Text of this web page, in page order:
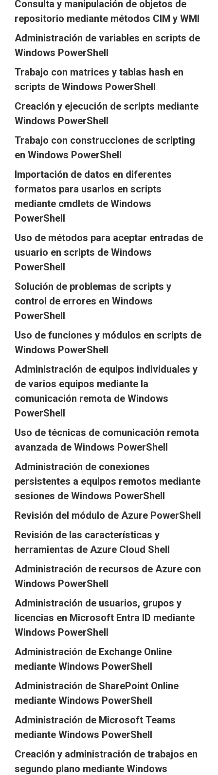
Consulta y manipulación de objetos de
repositorio mediante métodos CIM y WMI
Administración de variables en scripts de
Windows PowerShell
Trabajo con matrices y tablas hash en
scripts de Windows PowerShell
Creación y ejecución de scripts mediante
Windows PowerShell
Trabajo con construcciones de scripting
en Windows PowerShell
Importación de datos en diferentes
formatos para usarlos en scripts
mediante cmdlets de Windows
PowerShell
Uso de métodos para aceptar entradas de
usuario en scripts de Windows
PowerShell
Solución de problemas de scripts y
control de errores en Windows
PowerShell
Uso de funciones y módulos en scripts de
Windows PowerShell
Administración de equipos individuales y
de varios equipos mediante la
comunicación remota de Windows
PowerShell
Uso de técnicas de comunicación remota
avanzada de Windows PowerShell
Administración de conexiones
persistentes a equipos remotos mediante
sesiones de Windows PowerShell
Revisión del módulo de Azure PowerShell
Revisión de las características y
herramientas de Azure Cloud Shell
Administración de recursos de Azure con
Windows PowerShell
Administración de usuarios, grupos y
licencias en Microsoft Entra ID mediante
Windows PowerShell
Administración de Exchange Online
mediante Windows PowerShell
Administración de SharePoint Online
mediante Windows PowerShell
Administración de Microsoft Teams
mediante Windows PowerShell
Creación y administración de trabajos en
segundo plano mediante Windows